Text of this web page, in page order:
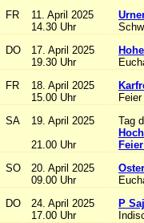
FR
11. April 2025
14.30 Uhr
DO
17. April 2025
19.30 Uhr
FR
18. April 2025
15.00 Uhr
SA
19. April 2025
21.00 Uhr
Tag
SO
20. April 2025
09.00 Uhr
DO
24. April 2025
17.00 Uhr
P